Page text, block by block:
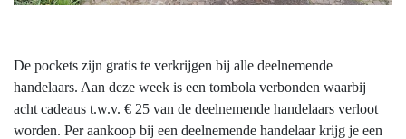
De pockets zijn gratis te verkrijgen bij alle deelnemende
handelaars. Aan deze week is een tombola verbonden waarbij
acht cadeaus t.w.v. € 25 van de deelnemende handelaars verloot
worden. Per aankoop bij een deelnemende handelaar krijg je een